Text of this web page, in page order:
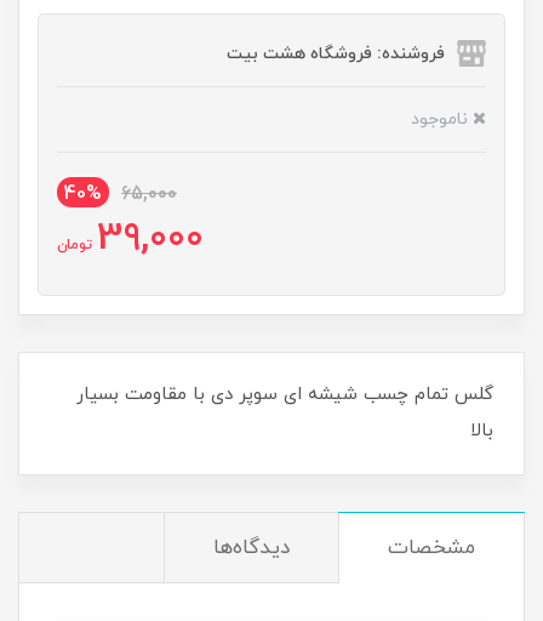
فروشنده: فروشگاه هشت بیت
ناموجود
65,000
40%
39,000 تومان
گلس تمام چسب شیشه ای سوپر دی با مقاومت بسیار
بالا
مشخصات دیدگاه‌ها